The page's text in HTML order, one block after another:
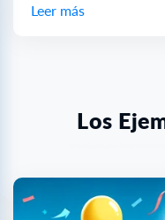
Leer más
Los